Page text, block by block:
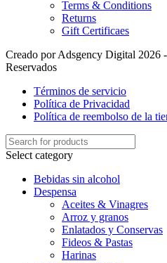
Terms & Conditions
Returns
Gift Certificaes
Creado por Adsgency Digital 2026
Reservados
Términos de servicio
Política de Privacidad
Política de reembolso de la
Select category
Bebidas sin alcohol
Despensa
Aceites & Vinagres
Arroz y granos
Enlatados y Conservas
Fideos & Pastas
Harinas